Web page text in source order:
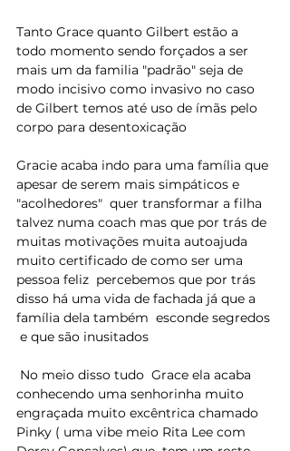
Tanto Grace quanto Gilbert estão a
todo momento sendo forçados a ser
mais um da familia "padrão" seja de
modo incisivo como invasivo no caso
de Gilbert temos até uso de ímãs pelo
corpo para desentoxicação
Gracie acaba indo para uma família que
apesar de serem mais simpáticos e
"acolhedores"  quer transformar a filha
talvez numa coach mas que por trás de
muitas motivações muita autoajuda
muito certificado de como ser uma
pessoa feliz  percebemos que por trás
disso há uma vida de fachada já que a
família dela também  esconde segredos
e que são inusitados
conhecendo uma senhorinha muito
engraçada muito excêntrica chamado
Pinky ( uma vibe meio Rita Lee com